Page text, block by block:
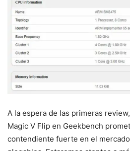
A la espera de las primeras
Magic V Flip en Geekbench
contendiente fuerte en el